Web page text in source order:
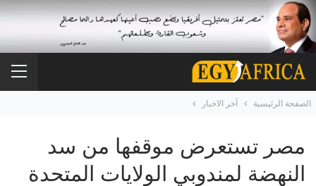
الصفحة الرئيسية آخر الاخبار
مصر تستعرض موقفها من سد
النهضة لمندوبي الولايات المتحدة